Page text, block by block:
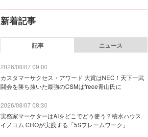
新着記事
記事 ニュース
2026/08/07 09:00
カスタマーサクセス・アワード 大賞はNEC！天下一武
闘会を勝ち抜いた最強のCSMはfreee青山氏に
2026/08/07 08:30
実務家マーケターはAIをどこでどう使う？積水ハウス
イノコム CROが実践する「5Sフレームワーク」